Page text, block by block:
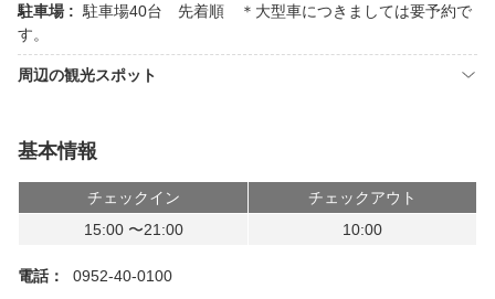
駐車場 : 駐車場40台 先着順 ＊大型車につきましては要予約で
す。
周辺の観光スポット
基本情報
チェックイン
チェックアウト
15:00 〜21:00
10:00
電話：
0952-40-0100